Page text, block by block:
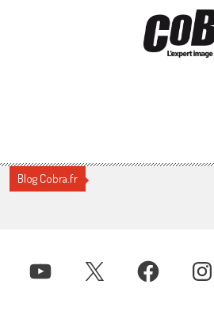
Blog Cobra.fr
YOUTUBE X FACEBOOK